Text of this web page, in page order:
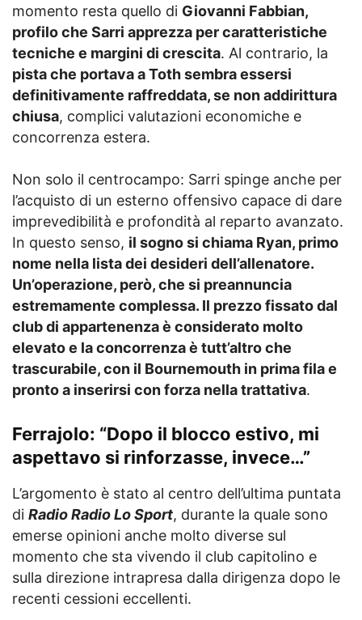
momento resta quello di Giovanni Fabbian,
profilo che Sarri apprezza per caratteristiche
tecniche e margini di crescita. Al contrario, la
pista che portava a Toth sembra essersi
definitivamente raffreddata, se non addirittura
chiusa, complici valutazioni economiche e
concorrenza estera.
Non solo il centrocampo: Sarri spinge anche per
l’acquisto di un esterno offensivo capace di dare
imprevedibilità e profondità al reparto avanzato.
In questo senso, il sogno si chiama Ryan, primo
nome nella lista dei desideri dell’allenatore.
Un’operazione, però, che si preannuncia
estremamente complessa. Il prezzo fissato dal
club di appartenenza è considerato molto
elevato e la concorrenza è tutt’altro che
trascurabile, con il Bournemouth in prima fila e
pronto a inserirsi con forza nella trattativa.
Ferrajolo: “Dopo il blocco estivo, mi
aspettavo si rinforzasse, invece…”
L’argomento è stato al centro dell’ultima puntata
di Radio Radio Lo Sport, durante la quale sono
emerse opinioni anche molto diverse sul
momento che sta vivendo il club capitolino e
sulla direzione intrapresa dalla dirigenza dopo le
recenti cessioni eccellenti.